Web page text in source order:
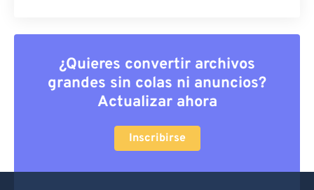
¿Quieres convertir archivos
grandes sin colas ni anuncios?
Actualizar ahora
Inscribirse